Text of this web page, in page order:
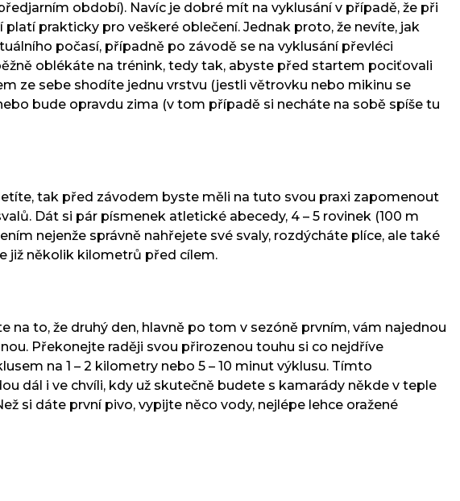
období). Navíc je dobré mít na vyklusání v případě, že při
prakticky pro veškeré oblečení. Jednak proto, že nevíte, jak
počasí, případně po závodě se na vyklusání převléci
oblékáte na trénink, tedy tak, abyste před startem pociťovali
ze sebe shodíte jednu vrstvu (jestli větrovku nebo mikinu se
bude opravdu zima (v tom případě si necháte na sobě spíše tu
tak před závodem byste měli na tuto svou praxi zapomenout
Dát si pár písmenek atletické abecedy, 4 – 5 rovinek (100 m
nejenže správně nahřejete své svaly, rozdýcháte plíce, ale také
již několik kilometrů před cílem.
to, že druhý den, hlavně po tom v sezóně prvním, vám najednou
Překonejte raději svou přirozenou touhu si co nejdříve
na 1 – 2 kilometry nebo 5 – 10 minut výklusu. Tímto
dál i ve chvíli, kdy už skutečně budete s kamarády někde v teple
si dáte první pivo, vypijte něco vody, nejlépe lehce oražené